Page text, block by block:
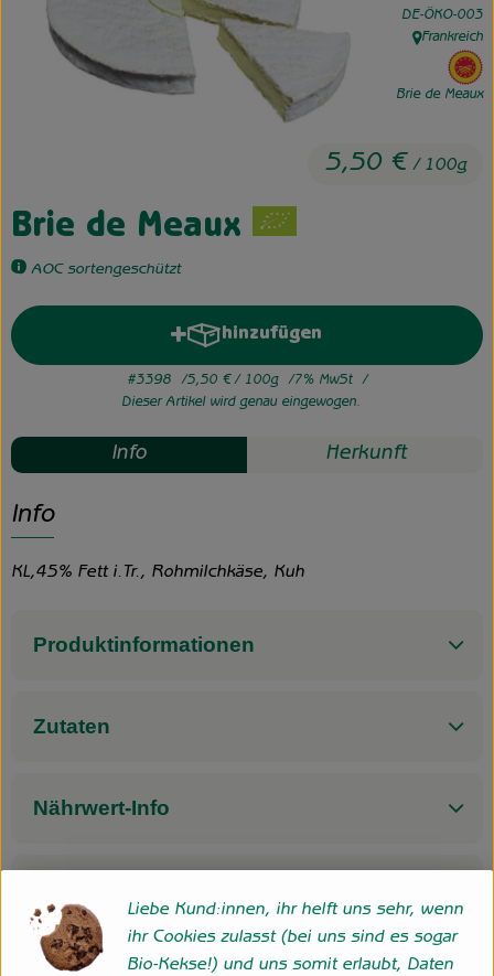
Unsere Hofkiste
Brie de Meaux
AOC sortengeschützt
5,50 €/ 100g
, Kontrollstelle:
DE-ÖKO-003
, Herkunft:
Frankreich
,
Brie de Meaux
hinzufügen
Produkt zum Warenkorb
#3398 5,50 €/ 100g
7% MwSt
Dieser Artikel wird genau eingewogen.
Info Herkunft
Info
KL,45% Fett i.Tr., Rohmilchkäse, Kuh
Produktinformationen
Zutaten
Nährwert-Info
Liebe Kund:innen, ihr helft uns sehr, wenn
ihr Cookies zulasst (bei uns sind es sogar
Bio-Kekse!) und uns somit erlaubt, Daten